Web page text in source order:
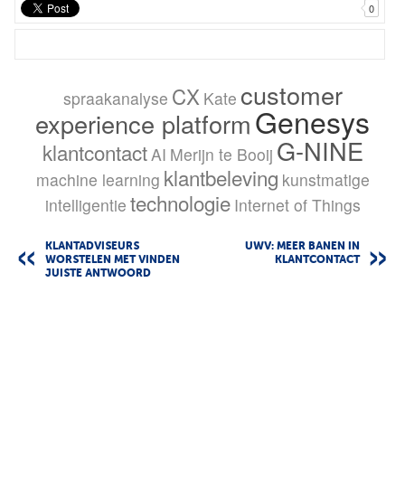
0
spraakanalyse CX Kate customer
experience platformGenesys
klantcontactAI Merijn te Booij G-NINE
machine learning klantbeleving kunstmatige
intelligentie technologie Internet of Things
KLANTADVISEURS
WORSTELEN MET VINDEN
JUISTE ANTWOORD
UWV: MEER BANEN IN
KLANTCONTACT